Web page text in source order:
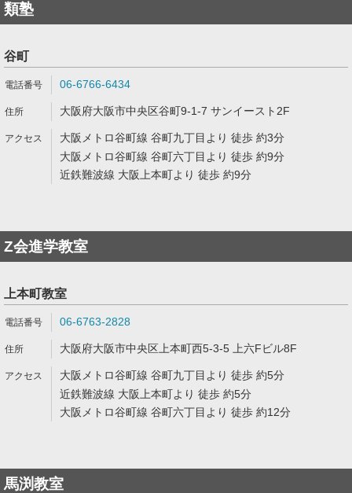
類塾
谷町
06-6766-6434
大阪府大阪市中央区谷町9-1-7 サンイースト2F
大阪メトロ谷町線 谷町九丁目より 徒歩 約3分
大阪メトロ谷町線 谷町六丁目より 徒歩 約9分
近鉄難波線 大阪上本町より 徒歩 約9分
Z会進学教室
上本町教室
06-6763-2828
大阪府大阪市中央区上本町西5-3-5 上六Fビル8F
大阪メトロ谷町線 谷町九丁目より 徒歩 約5分
近鉄難波線 大阪上本町より 徒歩 約5分
大阪メトロ谷町線 谷町六丁目より 徒歩 約12分
馬渕教室